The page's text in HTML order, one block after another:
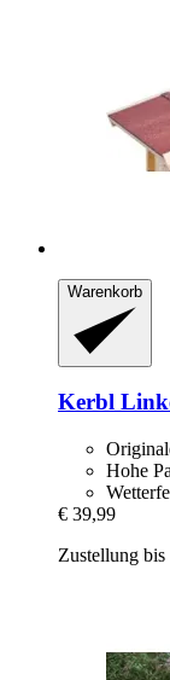
Warenkorb
Kerbl
Hohe
€ 39,99
Zustellung